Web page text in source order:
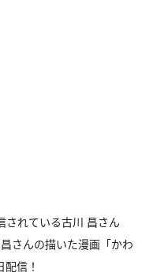
れている古川 昌さん
さんの描いた漫画「かわ
信！